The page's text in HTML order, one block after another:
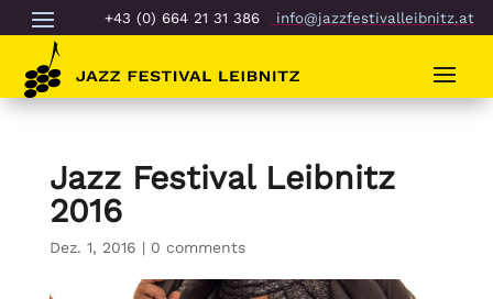
+43 (0) 664 21 31 386 info@jazzfestivalleibnitz.at
Jazz Festival Leibnitz
2016
Dez. 1, 2016 | 0 comments